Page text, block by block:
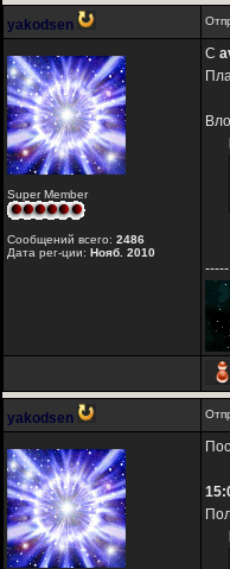
yakodsen
Super Member
Сообщений всего: 2486
Дата рег-ции: Нояб. 2010
С
-----
yakodsen